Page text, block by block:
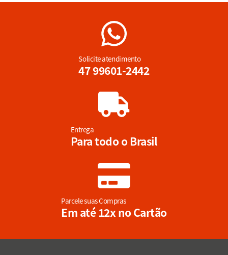
Solicite atendimento
47 99601-2442
Entrega
Para todo o Brasil
Parcele suas Compras
Em até 12x no Cartão